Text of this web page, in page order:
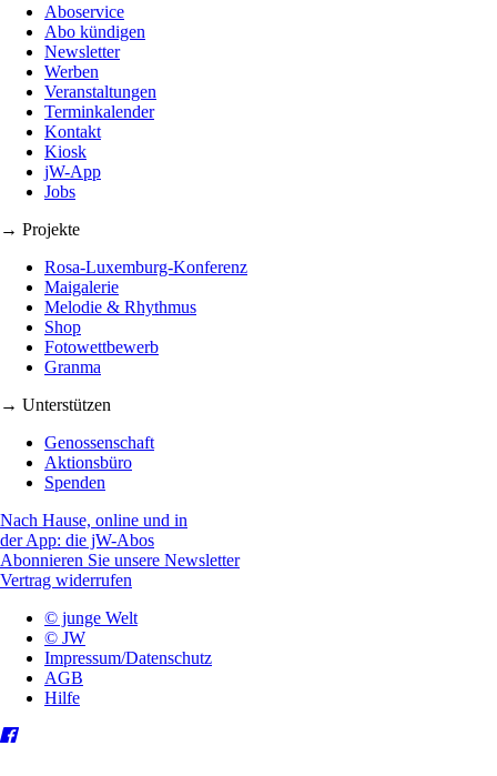
Aboservice
Abo kündigen
Newsletter
Werben
Veranstaltungen
Terminkalender
Kontakt
Kiosk
jW-App
Jobs
→ Projekte
Rosa-Luxemburg-Konferenz
Maigalerie
Melodie & Rhythmus
Shop
Fotowettbewerb
Granma
→ Unterstützen
Genossenschaft
Aktionsbüro
Spenden
Nach Hause, online und in
der App: die jW-Abos
Abonnieren Sie unsere Newsletter
Vertrag widerrufen
© junge Welt
© JW
Impressum/Datenschutz
AGB
Hilfe